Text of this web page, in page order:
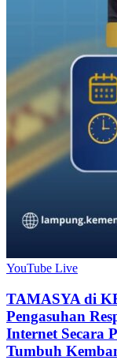
YouTube Live
TAMASYA di
Pengasuhan
Internet Secara
Tumbuh